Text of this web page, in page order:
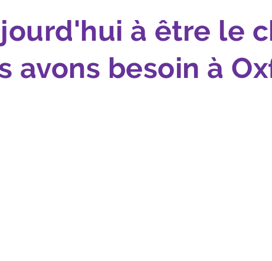
à être le
avons besoin à